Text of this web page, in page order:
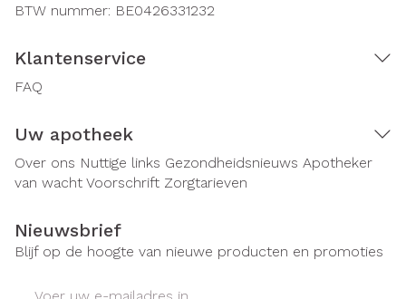
BTW nummer: BE0426331232
Klantenservice
FAQ
Uw apotheek
Over ons Nuttige links Gezondheidsnieuws Apotheker
van wacht Voorschrift Zorgtarieven
Nieuwsbrief
Blijf op de hoogte van nieuwe producten en promoties